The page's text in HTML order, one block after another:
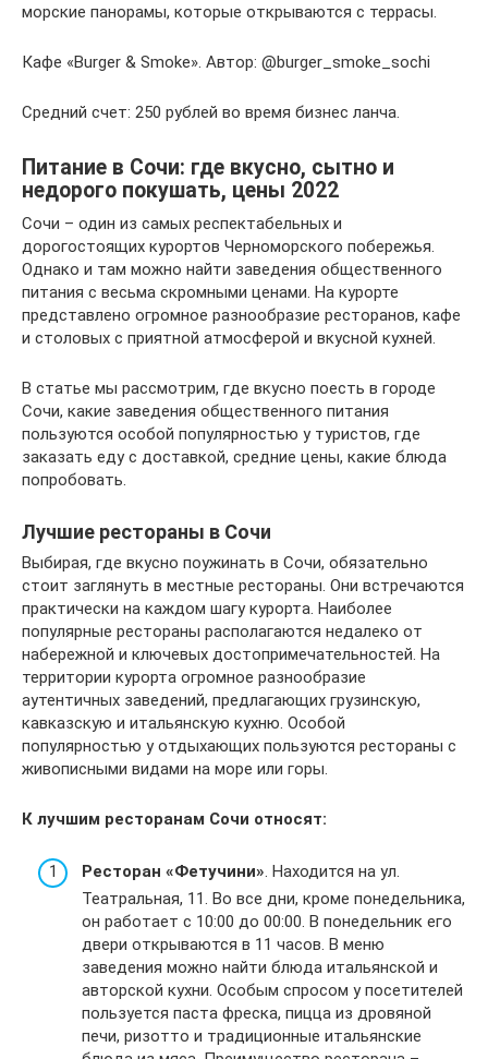
морские панорамы, которые открываются с террасы.
Кафе «Burger & Smoke». Автор: @burger_smoke_sochi
Средний счет: 250 рублей во время бизнес ланча.
Питание в Сочи: где вкусно, сытно и
недорого покушать, цены 2022
Сочи – один из самых респектабельных и
дорогостоящих курортов Черноморского побережья.
Однако и там можно найти заведения общественного
питания с весьма скромными ценами. На курорте
представлено огромное разнообразие ресторанов, кафе
и столовых с приятной атмосферой и вкусной кухней.
В статье мы рассмотрим, где вкусно поесть в городе
Сочи, какие заведения общественного питания
пользуются особой популярностью у туристов, где
заказать еду с доставкой, средние цены, какие блюда
попробовать.
Лучшие рестораны в Сочи
Выбирая, где вкусно поужинать в Сочи, обязательно
стоит заглянуть в местные рестораны. Они встречаются
практически на каждом шагу курорта. Наиболее
популярные рестораны располагаются недалеко от
набережной и ключевых достопримечательностей. На
территории курорта огромное разнообразие
аутентичных заведений, предлагающих грузинскую,
кавказскую и итальянскую кухню. Особой
популярностью у отдыхающих пользуются рестораны с
живописными видами на море или горы.
К лучшим ресторанам Сочи относят:
Ресторан «Фетучини». Находится на ул.
Театральная, 11. Во все дни, кроме понедельника,
он работает с 10:00 до 00:00. В понедельник его
двери открываются в 11 часов. В меню
заведения можно найти блюда итальянской и
авторской кухни. Особым спросом у посетителей
пользуется паста фреска, пицца из дровяной
печи, ризотто и традиционные итальянские